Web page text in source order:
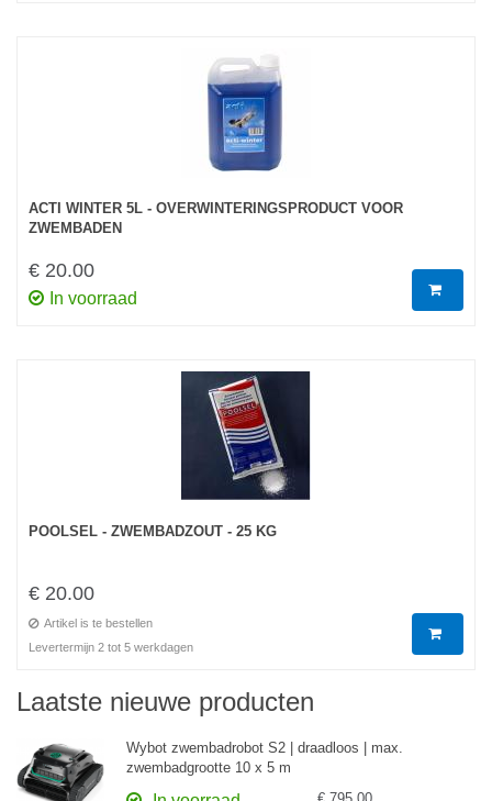
ACTI WINTER 5L - OVERWINTERINGSPRODUCT VOOR
ZWEMBADEN
€ 20.00
In voorraad
POOLSEL - ZWEMBADZOUT - 25 KG
€ 20.00
Artikel is te bestellen
Levertermijn 2 tot 5 werkdagen
Laatste nieuwe producten
Wybot zwembadrobot S2 | draadloos | max.
zwembadgrootte 10 x 5 m
€ 795.00